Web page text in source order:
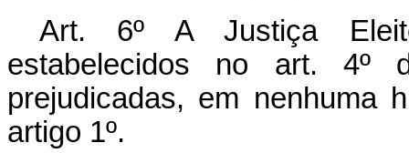
Art. 6º A Justiça
estabelecidos no art. 4º
prejudicadas, em nenhuma
artigo 1º.